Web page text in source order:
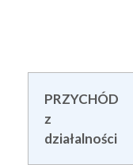
PRZYCHÓD
z
działalności